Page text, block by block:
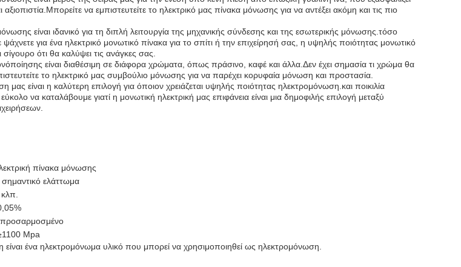
να εμπιστευτείτε το ηλεκτρικό μας πίνακα μόνωσης για να αντέξει ακόμη και τις πιο
είναι ιδανικό για τη διπλή λειτουργία της μηχανικής σύνδεσης και της εσωτερικής μόνωσης.τόσο
ψάχνετε για ένα ηλεκτρικό μονωτικό πίνακα για το σπίτι ή την επιχείρησή σας, η υψηλής ποιότητας μονωτικό
σίγουρο ότι θα καλύψει τις ανάγκες σας.
είναι διαθέσιμη σε διάφορα χρώματα, όπως πράσινο, καφέ και άλλα.Δεν έχει σημασία τι χρώμα θα
το ηλεκτρικό μας συμβούλιο μόνωσης για να παρέχει κορυφαία μόνωση και προστασία.
μας είναι η καλύτερη επιλογή για όποιον χρειάζεται υψηλής ποιότητας ηλεκτρομόνωση.και ποικιλία
να καταλάβουμε γιατί η μονωτική ηλεκτρική μας επιφάνεια είναι μια δημοφιλής επιλογή μεταξύ
πίνακα μόνωσης
ελάττωμα
Mpa
ένα ηλεκτρομόνωμα υλικό που μπορεί να χρησιμοποιηθεί ως ηλεκτρομόνωση.